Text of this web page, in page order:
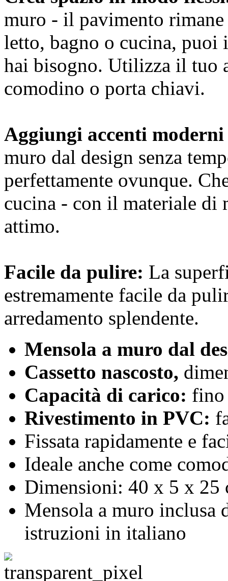
muro - il pavimento
letto, bagno o cucina, puoi
hai bisogno. Utilizza il tuo
comodino o porta chiavi.
Aggiungi accenti
muro dal design senza
perfettamente ovunque.
cucina - con il materiale
attimo.
Facile da pulire: La
estremamente facile da
arredamento splendente.
Mensola a muro dal
Cassetto nascosto,
Capacità di carico: fino
Rivestimento in PVC:
Fissata rapidamente e
Ideale anche come
Dimensioni: 40 x 5 x 25
Mensola a muro inclusa
istruzioni in italiano